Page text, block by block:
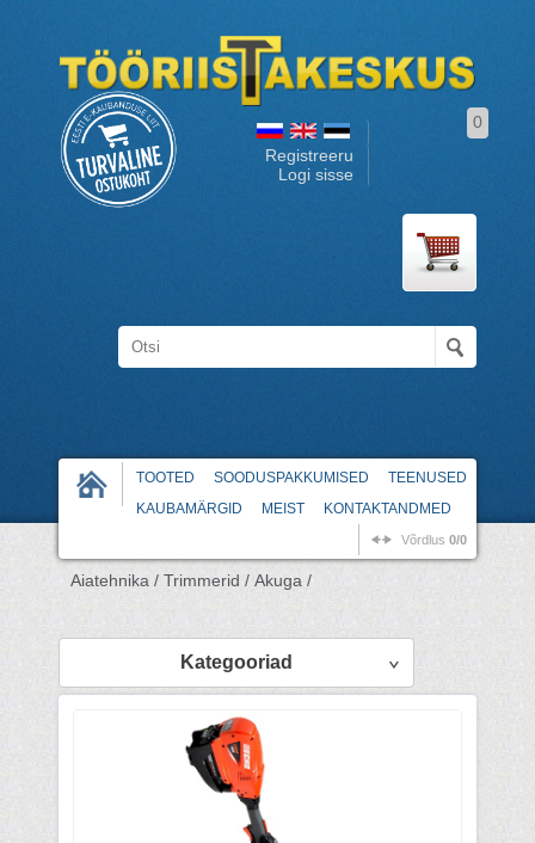
Registreeru
Logi sisse
0
TOOTED SOODUSPAKKUMISED
TEENUSED
KAUBAMÄRGID
MEIST KONTAKTANDMED
Võrdlus 0/0
Aiatehnika / Trimmerid / Akuga /
Kategooriad